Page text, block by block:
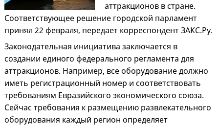
аттракционов в стране.
Соответствующее решение городской парламент
принял 22 февраля, передает корреспондент ЗАКС.Ру.
Законодательная инициатива заключается в
создании единого федерального регламента для
аттракционов. Например, все оборудование должно
иметь регистрационный номер и соответствовать
требованиям Евразийского экономического союза.
Сейчас требования к размещению развлекательного
оборудования каждый регион определяет